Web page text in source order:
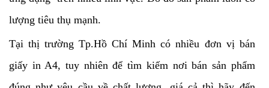
lượng tiêu thụ mạnh.
Tại thị trường Tp.Hồ Chí Minh có nhiều đơn vị bán
giấy in A4, tuy nhiên để tìm kiếm nơi bán sản phẩm